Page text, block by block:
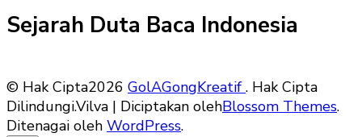
Sejarah Duta Baca Indonesia
© Hak Cipta2026 GolAGongKreatif . Hak Cipta
Dilindungi.Vilva | Diciptakan olehBlossom Themes.
Ditenagai oleh WordPress.